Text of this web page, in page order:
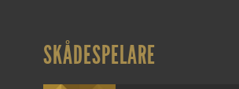
SKÅDESPELARE